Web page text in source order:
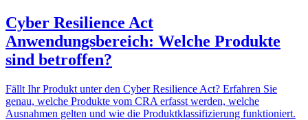
Cyber Resilience Act
Anwendungsbereich: Welche Produkte
sind betroffen?
Fällt Ihr Produkt unter den Cyber Resilience Act? Erfahren Sie
genau, welche Produkte vom CRA erfasst werden, welche
Ausnahmen gelten und wie die Produktklassifizierung funktioniert.